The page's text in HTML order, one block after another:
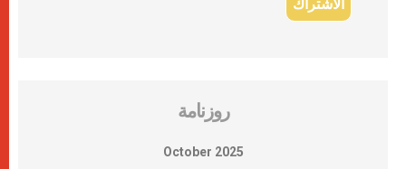
روزنامة
October 2025